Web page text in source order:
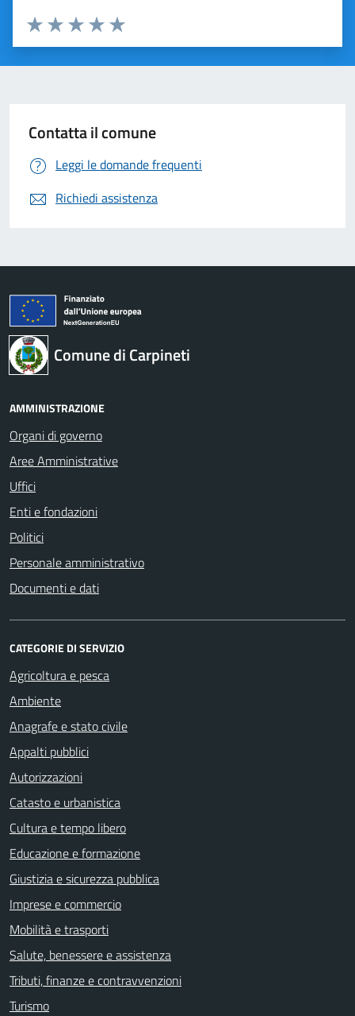
Valuta 5 stelle su 5
Valuta 4 stelle su 5
Valuta 3 stelle su 5
Valuta 2 stelle su 5
Valuta 1 stelle su 5
Contatta il comune
Leggi le domande frequenti
Richiedi assistenza
Comune di Carpineti
AMMINISTRAZIONE
Organi di governo
Aree Amministrative
Uffici
Enti e fondazioni
Politici
Personale amministrativo
Documenti e dati
CATEGORIE DI SERVIZIO
Agricoltura e pesca
Ambiente
Anagrafe e stato civile
Appalti pubblici
Autorizzazioni
Catasto e urbanistica
Cultura e tempo libero
Educazione e formazione
Giustizia e sicurezza pubblica
Imprese e commercio
Mobilità e trasporti
Salute, benessere e assistenza
Tributi, finanze e contravvenzioni
Turismo